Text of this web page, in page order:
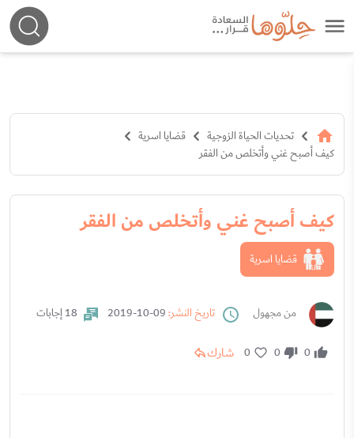
تحديات الحياة الزوجية
قضايا اسرية
كيف أصبح غني وأتخلص من الفقر
كيف أصبح غني وأتخلص من الفقر
قضايا اسرية
من مجهول تاريخ النشر: 18 إجابات
0
0
0 شارك